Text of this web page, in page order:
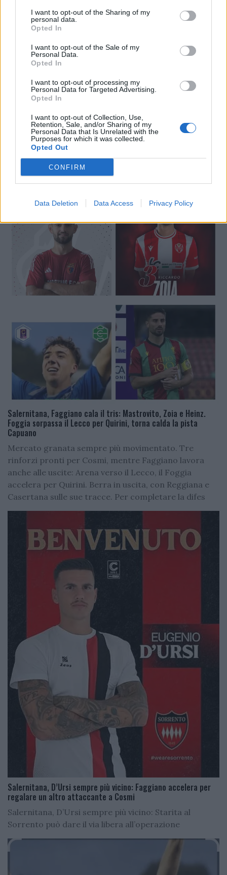
I want to opt-out of the Sharing of my
personal data.
Opted In
I want to opt-out of the Sale of my
Personal Data.
Opted In
I want to opt-out of processing my
Personal Data for Targeted Advertising.
Opted In
I want to opt-out of Collection, Use,
Retention, Sale, and/or Sharing of my
Personal Data that Is Unrelated with the
Purposes for which it was collected.
Opted Out
CONFIRM
Data Deletion Data Access Privacy Policy
🔥 Trending
Salernitana, Faggiano cala il tris: Mastrovito, Zoia e Heinz.
Foggia sorpassa il Lecco per Quirini, torna calda la pista
Capuano
Mercato granata sempre più movimentato. Tre
rinforzi pronti per Cosmi, mentre Faggiano lavora
anche alle uscite: Arena verso il Lecco, il Foggia
accelera per Quirini. Berra in uscita, con Reggiana e
Casertana sulle sue tracce. Per completare la difes
Salernitana, D’Ursi sempre più vicino: Faggiano accelera per
regalare un altro attaccante a Cosmi
Salernitana, D’Ursi sempre più vicino: Starita al
Sorrento può dare il via libera all’operazione